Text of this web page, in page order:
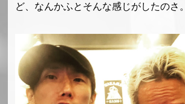
ど、なんかふとそんな感じがしたのさ。